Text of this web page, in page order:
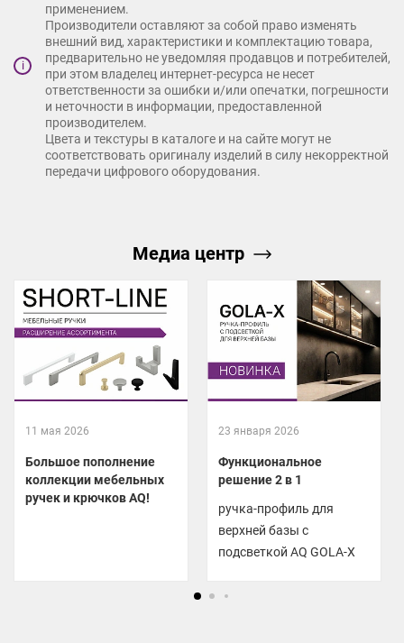
i
применением.
Производители оставляют за собой право изменять
внешний вид, характеристики и комплектацию товара,
предварительно не уведомляя продавцов и потребителей,
при этом владелец интернет-ресурса не несет
ответственности за ошибки и/или опечатки, погрешности
и неточности в информации, предоставленной
производителем.
Цвета и текстуры в каталоге и на сайте могут не
соответствовать оригиналу изделий в силу некорректной
передачи цифрового оборудования.
Медиа центр
11 мая 2026
Большое пополнение
коллекции мебельных
ручек и крючков AQ!
23 января 2026
Функциональное
решение 2 в 1
ручка-профиль для
верхней базы с
подсветкой AQ GOLA-X